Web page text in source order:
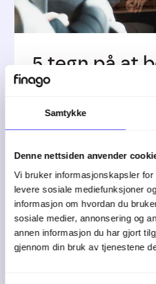
Samtykke
Denne nettsiden anvender
Vi bruker informasjonskapsler
levere sosiale mediefunksjoner
informasjon om hvordan du
sosiale medier, annonsering og
annen informasjon du har gjort
gjennom din bruk av tjenestene
5 tegn på at
bør bytte ...
De fleste bedrifter